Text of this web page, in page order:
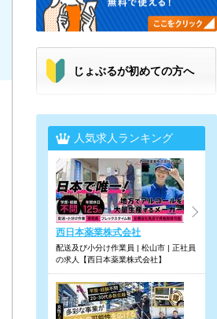
じょぶるが初めての方へ
人気求人ランキング
西日本薬業株式会社
配送及び小分け作業員 | 松山市 | 正社員
の求人【西日本薬業株式会社】